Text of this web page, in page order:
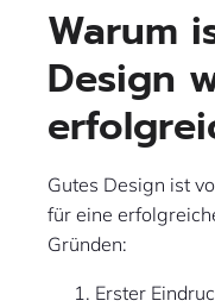
Warum
Design
Gutes Design ist
für eine
Gründen:
Erster